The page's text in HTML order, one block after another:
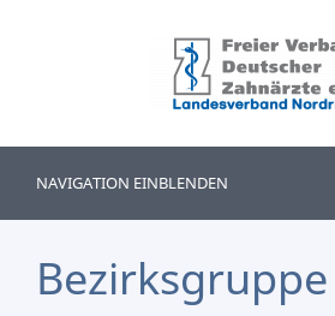
NAVIGATION EINBLENDEN
Bezirksgruppe